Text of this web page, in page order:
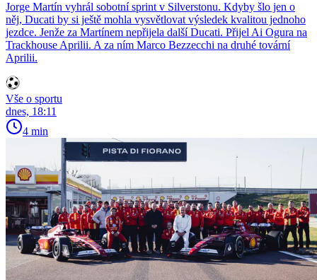
Jorge Martín vyhrál sobotní sprint v Silverstonu. Kdyby šlo jen o
něj, Ducati by si ještě mohla vysvětlovat výsledek kvalitou jednoho
jezdce. Jenže za Martínem nepřijela další Ducati. Přijel Ai Ogura na
Trackhouse Aprilii. A za ním Marco Bezzecchi na druhé tovární
Aprilii.
Vše o sportu
dnes, 18:11
4 min